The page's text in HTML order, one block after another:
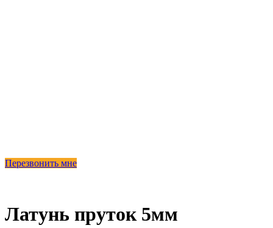
Перезвонить мне
Латунь пруток 5мм